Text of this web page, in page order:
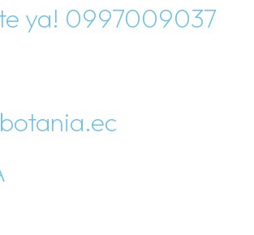
ya! 0997009037